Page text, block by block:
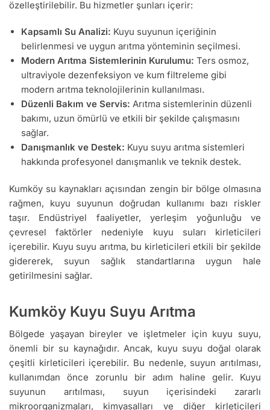
özelleştirilebilir. Bu hizmetler şunları içerir:
Kapsamlı Su Analizi: Kuyu suyunun içeriğinin
belirlenmesi ve uygun arıtma yönteminin seçilmesi.
Modern Arıtma Sistemlerinin Kurulumu: Ters osmoz,
ultraviyole dezenfeksiyon ve kum filtreleme gibi
modern arıtma teknolojilerinin kullanılması.
Düzenli Bakım ve Servis: Arıtma sistemlerinin düzenli
bakımı, uzun ömürlü ve etkili bir şekilde çalışmasını
sağlar.
Danışmanlık ve Destek: Kuyu suyu arıtma sistemleri
hakkında profesyonel danışmanlık ve teknik destek.
Kumköy su kaynakları açısından zengin bir bölge olmasına
rağmen, kuyu suyunun doğrudan kullanımı bazı riskler
taşır. Endüstriyel faaliyetler, yerleşim yoğunluğu ve
çevresel faktörler nedeniyle kuyu suları kirleticileri
içerebilir. Kuyu suyu arıtma, bu kirleticileri etkili bir şekilde
gidererek, suyun sağlık standartlarına uygun hale
getirilmesini sağlar.
Kumköy Kuyu Suyu Arıtma
Bölgede yaşayan bireyler ve işletmeler için kuyu suyu,
önemli bir su kaynağıdır. Ancak, kuyu suyu doğal olarak
çeşitli kirleticileri içerebilir. Bu nedenle, suyun arıtılması,
kullanımdan önce zorunlu bir adım haline gelir. Kuyu
suyunun arıtılması, suyun içerisindeki zararlı
mikroorganizmaları, kimyasalları ve diğer kirleticileri